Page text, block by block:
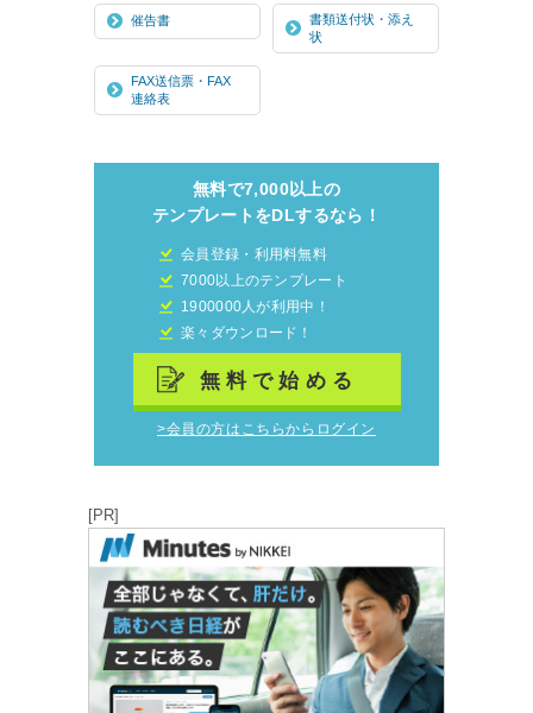
催告書
書類送付状・添え
状
FAX送信票・FAX
連絡表
無料で7,000以上の
テンプレートをDLするなら！
会員登録・利用料無料
7000以上のテンプレート
1900000人が利用中！
楽々ダウンロード！
無料で始める
>会員の方はこちらからログイン
[PR]